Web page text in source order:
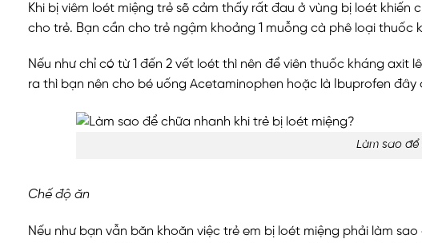
Khi bị viêm loét miệng trẻ sẽ cảm thấy rất đau ở vùng bị loét
cho trẻ. Bạn cần cho trẻ ngậm khoảng 1 muỗng cà phê loại
Nếu như chỉ có từ 1 đến 2 vết loét thì nên để viên thuốc kháng
ra thì bạn nên cho bé uống Acetaminophen hoặc là Ibuprofen
Làm sao để
Chế độ ăn
Nếu như bạn vẫn băn khoăn việc trẻ em bị loét miệng phải làm